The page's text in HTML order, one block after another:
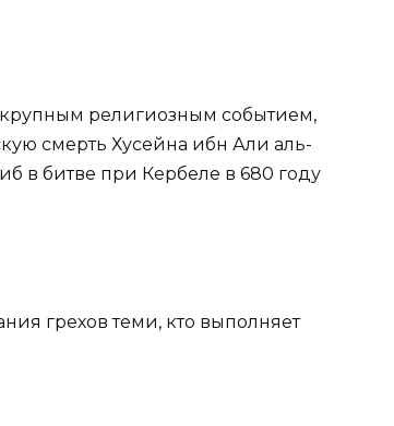
религиозным событием,
смерть Хусейна ибн Али аль-
в битве при Кербеле в 680 году
грехов теми, кто выполняет